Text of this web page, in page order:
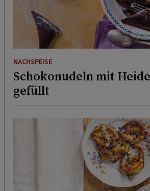
NACHSPEISE
Schokonudeln mit
gefüllt